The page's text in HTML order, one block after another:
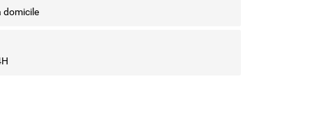
domicile